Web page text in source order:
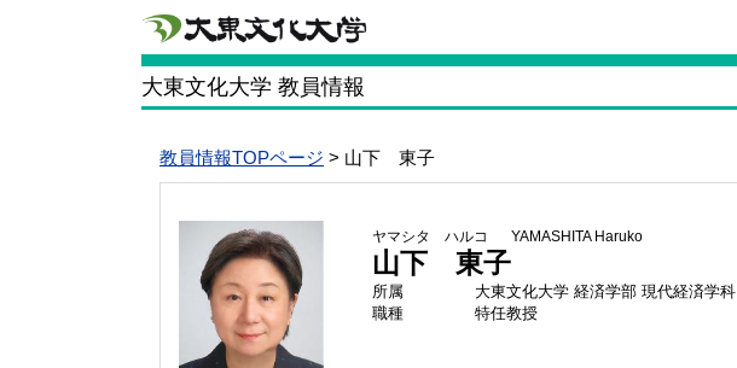
大東文化大学 教員情報
教員情報TOPページ > 山下 東子
ヤマシタ ハルコ YAMASHITA Haruko
山下 東子
所属
大東文化大学 経済学部 現代経済学科
職種
特任教授